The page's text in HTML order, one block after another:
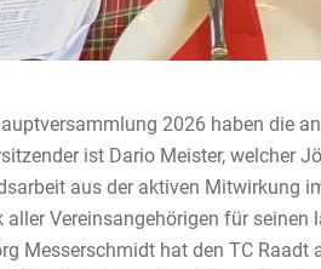
2026 haben die
ist Dario Meister, welcher
aus der aktiven Mitwirkung
aller Vereinsangehörigen für
Messerschmidt hat den TC